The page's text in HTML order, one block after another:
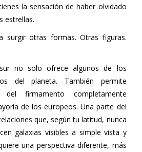
la sensación de haber olvidado
estrellas.
surgir otras formas. Otras figuras.
no solo ofrece algunos de los
del planeta. También permite
firmamento completamente
de los europeos. Una parte del
que, según tu latitud, nunca
galaxias visibles a simple vista y
una perspectiva diferente, más